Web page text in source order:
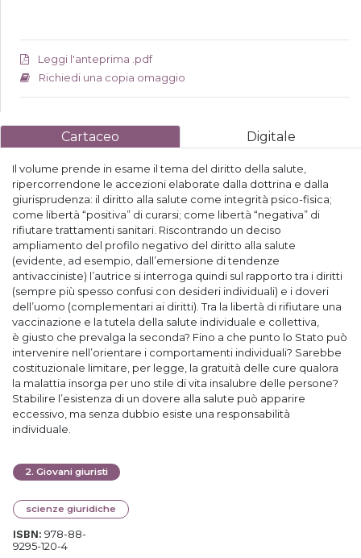
Leggi l'anteprima .pdf
Richiedi una copia omaggio
Cartaceo Digitale
Il volume prende in esame il tema del diritto della salute,
ripercorrendone le accezioni elaborate dalla dottrina e dalla
giurisprudenza: il diritto alla salute come integrità psico-fisica;
come libertà “positiva” di curarsi; come libertà “negativa” di
rifiutare trattamenti sanitari. Riscontrando un deciso
ampliamento del profilo negativo del diritto alla salute
(evidente, ad esempio, dall’emersione di tendenze
antivacciniste) l’autrice si interroga quindi sul rapporto tra i diritti
(sempre più spesso confusi con desideri individuali) e i doveri
dell’uomo (complementari ai diritti). Tra la libertà di rifiutare una
vaccinazione e la tutela della salute individuale e collettiva,
è giusto che prevalga la seconda? Fino a che punto lo Stato può
intervenire nell’orientare i comportamenti individuali? Sarebbe
costituzionale limitare, per legge, la gratuità delle cure qualora
la malattia insorga per uno stile di vita insalubre delle persone?
Stabilire l’esistenza di un dovere alla salute può apparire
eccessivo, ma senza dubbio esiste una responsabilità
individuale.
2. Giovani giuristi
scienze giuridiche
ISBN: 978-88-
9295-120-4